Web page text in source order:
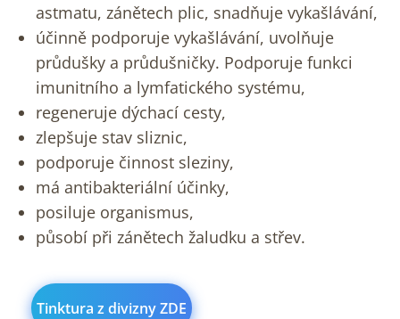
astmatu, zánětech plic, snadňuje vykašlávání,
účinně podporuje vykašlávání, uvolňuje
průdušky a průdušničky. Podporuje funkci
imunitního a lymfatického systému,
regeneruje dýchací cesty,
zlepšuje stav sliznic,
podporuje činnost sleziny,
má antibakteriální účinky,
posiluje organismus,
působí při zánětech žaludku a střev.
Tinktura z divizny ZDE